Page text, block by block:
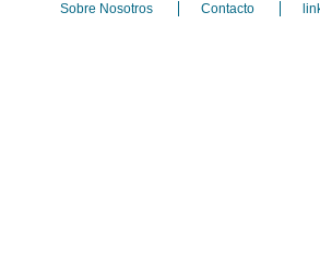
Sobre Nosotros Contacto